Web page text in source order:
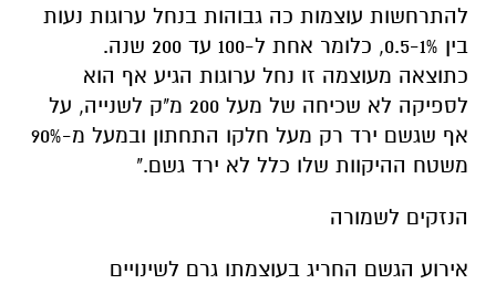
להתרחשות עוצמות כה גבוהות בנחל ערוגות נעות
בין 0.5-1%, כלומר אחת ל-100 עד 200 שנה.
כתוצאה מעוצמה זו נחל ערוגות הגיע אף הוא
לספיקה לא שכיחה של מעל 200 מ"ק לשנייה, על
אף שגשם ירד רק מעל חלקו התחתון ובמעל מ-90%
משטח ההיקוות שלו כלל לא ירד גשם."
הנזקים לשמורה
אירוע הגשם החריג בעוצמתו גרם לשינויים